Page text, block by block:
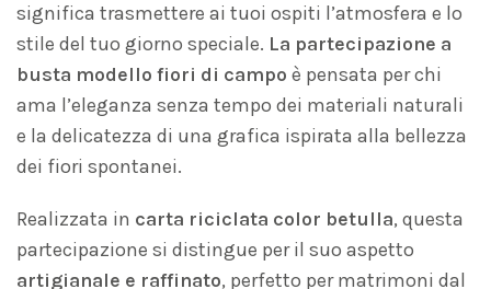
significa trasmettere ai tuoi ospiti l’atmosfera e lo
stile del tuo giorno speciale. La partecipazione a
busta modello fiori di campo è pensata per chi
ama l’eleganza senza tempo dei materiali naturali
e la delicatezza di una grafica ispirata alla bellezza
dei fiori spontanei.
Realizzata in carta riciclata color betulla, questa
partecipazione si distingue per il suo aspetto
artigianale e raffinato, perfetto per matrimoni dal